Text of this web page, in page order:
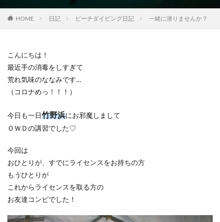
HOME 日記 ビーチダイビング日記 一緒に潜りませんか？
こんにちは！
最近手の消毒をしすぎて
荒れ気味のななみです…
（コロナめっ！！！）
今日も一日竹野浜にお邪魔しまして
ＯＷＤの講習でした♡
今回は
おひとりが、すでにライセンスをお持ちの方
もうひとりが
これからライセンスを取る方の
お友達コンビでした！